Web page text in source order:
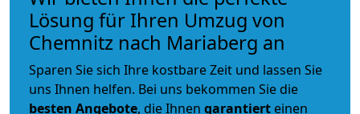
Lösung für Ihren Umzug von
Chemnitz nach Mariaberg an
Sparen Sie sich Ihre kostbare Zeit und lassen Sie
uns Ihnen helfen. Bei uns bekommen Sie die
besten Angebote, die Ihnen garantiert einen